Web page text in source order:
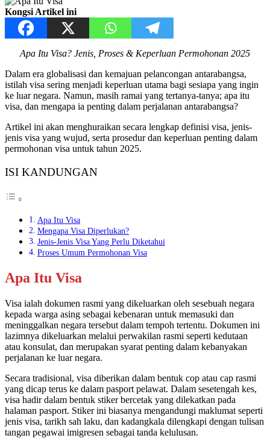
Kongsi Artikel ini
Apa Itu Visa? Jenis, Proses & Keperluan Permohonan 2025
Dalam era globalisasi dan kemajuan pelancongan antarabangsa,
istilah visa sering menjadi keperluan utama bagi sesiapa yang ingin
ke luar negara. Namun, masih ramai yang tertanya-tanya; apa itu
visa, dan mengapa ia penting dalam perjalanan antarabangsa?
Artikel ini akan menghuraikan secara lengkap definisi visa, jenis-
jenis visa yang wujud, serta prosedur dan keperluan penting dalam
permohonan visa untuk tahun 2025.
ISI KANDUNGAN
Apa Itu Visa
Mengapa Visa Diperlukan?
Jenis-Jenis Visa Yang Perlu Diketahui
Proses Umum Permohonan Visa
Apa Itu Visa
Visa ialah dokumen rasmi yang dikeluarkan oleh sesebuah negara
kepada warga asing sebagai kebenaran untuk memasuki dan
meninggalkan negara tersebut dalam tempoh tertentu. Dokumen ini
lazimnya dikeluarkan melalui perwakilan rasmi seperti kedutaan
atau konsulat, dan merupakan syarat penting dalam kebanyakan
perjalanan ke luar negara.
Secara tradisional, visa diberikan dalam bentuk cop atau cap rasmi
yang dicap terus ke dalam pasport pelawat. Dalam sesetengah kes,
visa hadir dalam bentuk stiker bercetak yang dilekatkan pada
halaman pasport. Stiker ini biasanya mengandungi maklumat seperti
jenis visa, tarikh sah laku, dan kadangkala dilengkapi dengan tulisan
tangan pegawai imigresen sebagai tanda kelulusan.